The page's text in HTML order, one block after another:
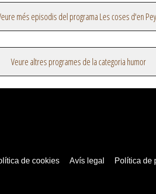
més episodis del programa Les coses d'en
Veure altres programes de la categoria humor
de cookies Avís legal Política de